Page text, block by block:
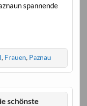
spannende
, Frauen, Paznau
schönste